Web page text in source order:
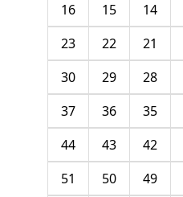
14
15
16
21
22
23
28
29
30
35
36
37
42
43
44
49
50
51